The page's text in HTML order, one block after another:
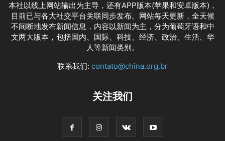
本社以线上网站输出为主导，还有APP版本(苹果和安卓版本)，
目前已与各大社交平台关联同步发布。网站每天更新，全天候
不间断地发布新闻信息，内容以新闻为主，分为葡萄牙语和中
文两大版本，包括国内、国际、科技、经济、政治、生活、华
人等新闻类别。
联系我们: contato@china.org.br
关注我们